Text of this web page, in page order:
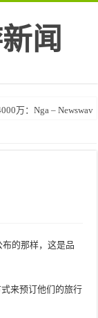
闻
万：Nga – Newswav
的那样，这是品
来预订他们的旅行